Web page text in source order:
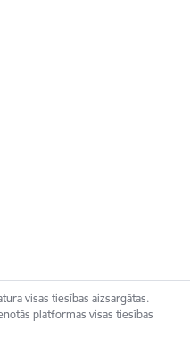
visas tiesības aizsargātas.
platformas visas tiesības